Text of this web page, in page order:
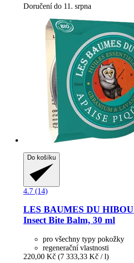
Doručení do 11. srpna
Do košíku
4.7 (14)
LES BAUMES DU HIBOU
Insect Bite Balm, 30 ml
pro všechny typy pokožky
regenerační vlastnosti
220,00 Kč (7 333,33 Kč / l)